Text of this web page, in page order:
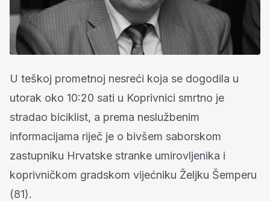
U teškoj prometnoj nesreći koja se dogodila u
utorak oko 10:20 sati u Koprivnici smrtno je
stradao biciklist, a prema neslužbenim
informacijama riječ je o bivšem saborskom
zastupniku Hrvatske stranke umirovljenika i
koprivničkom gradskom vijećniku Željku Šemperu
(81).